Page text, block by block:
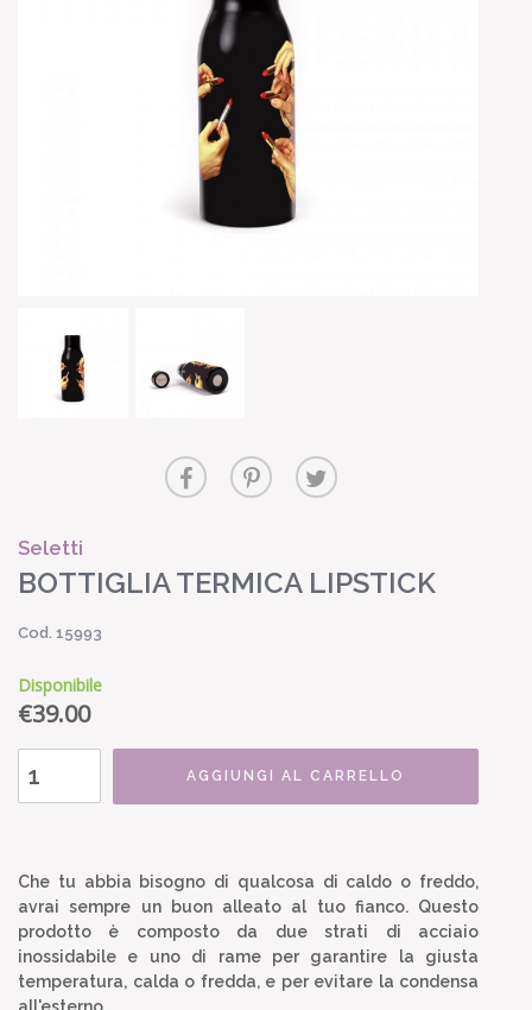
Seletti
BOTTIGLIA TERMICA LIPSTICK
Cod. 15993
Disponibile
€39.00
AGGIUNGI AL CARRELLO
Che tu abbia bisogno di qualcosa di caldo o freddo,
avrai sempre un buon alleato al tuo fianco. Questo
prodotto è composto da due strati di acciaio
inossidabile e uno di rame per garantire la giusta
temperatura, calda o fredda, e per evitare la condensa
all'esterno.